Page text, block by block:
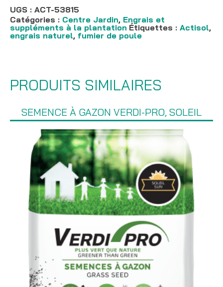
Actisol
5-
3-
8
UGS : ACT-53815
Catégories : Centre Jardin, Engrais et
suppléments à la plantation Étiquettes : Actisol,
engrais naturel, fumier de poule
PRODUITS SIMILAIRES
SEMENCE À GAZON VERDI-PRO, SOLEIL